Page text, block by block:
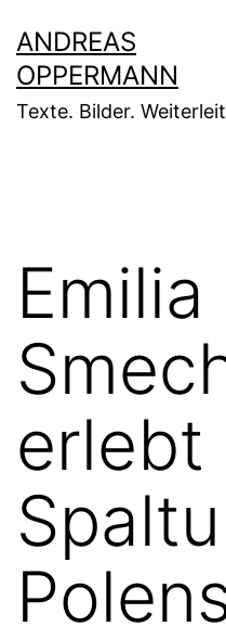
Inhalt
springen
ANDREAS
OPPERMANN
Texte. Bilder.
Emilia
erlebt